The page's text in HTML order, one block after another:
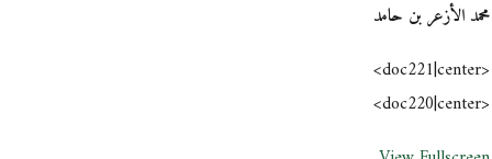
محمد الأزعر بن حامد
<doc221|center>
<doc220|center>